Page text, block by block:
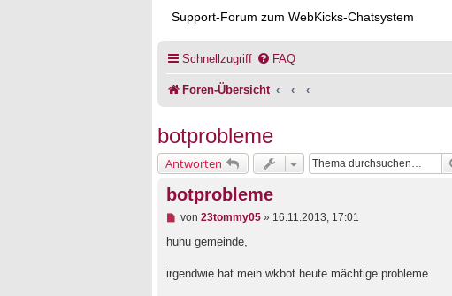
Support-Forum zum WebKicks-Chatsystem
Schnellzugriff FAQ
Foren-Übersicht
botprobleme
Antworten
botprobleme
U
g
e
von 23tommy05» 16.11.2013, 17:01
huhu gemeinde,
irgendwie hat mein wkbot heute mächtige probleme